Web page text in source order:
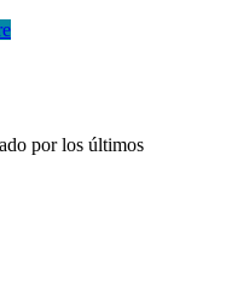
por los últimos